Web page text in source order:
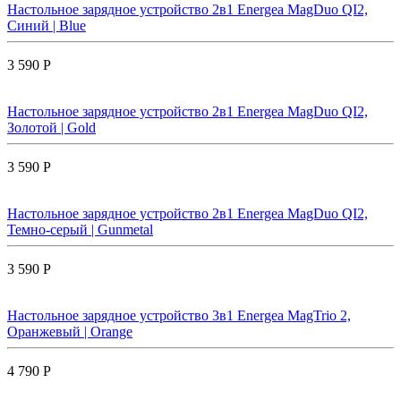
Настольное зарядное устройство 2в1 Energea MagDuo QI2,
Синий | Blue
3 590 Р
Настольное зарядное устройство 2в1 Energea MagDuo QI2,
Золотой | Gold
3 590 Р
Настольное зарядное устройство 2в1 Energea MagDuo QI2,
Темно-серый | Gunmetal
3 590 Р
Настольное зарядное устройство 3в1 Energea MagTrio 2,
Оранжевый | Orange
4 790 Р